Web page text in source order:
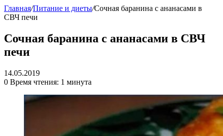
Главная/Питание и диеты/Сочная баранина с ананасами в
СВЧ печи
Сочная баранина с ананасами в СВЧ
печи
14.05.2019
0 Время чтения: 1 минута